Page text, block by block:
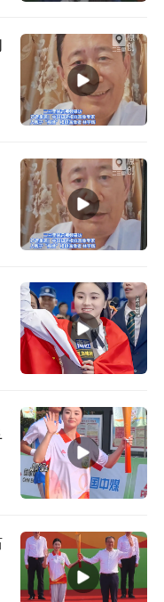
次学术沙龙为契
合，凝练标准化
化诊疗方案，持
强对外学术交流与
为广大肾病患者
疗服务，为中医
力量。